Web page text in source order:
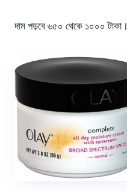
দাম পড়বে ৬৫০ থেকে ১০০০ টাকা।